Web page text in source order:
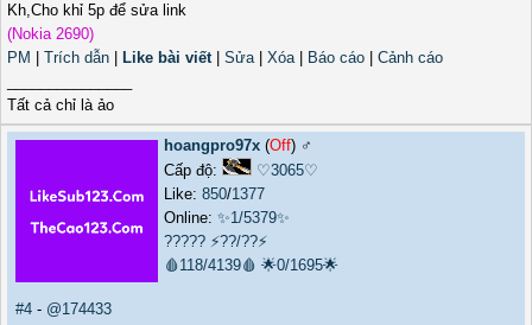
Kh,Cho khỉ 5p để sửa link
(Nokia 2690)
PM
Trích dẫn Like bài viết| Sửa| Xóa| Báo cáo
Cảnh cáo
Tất cả chỉ là ảo
hoangpro97x (Off) ♂️
Cấp độ:
♡3065♡
Like: 850/1377
Online: ✨1/5379✨
????? ⚡??/??⚡
🩸118/4139🩸 🌟0/1695🌟
#4 - @174433